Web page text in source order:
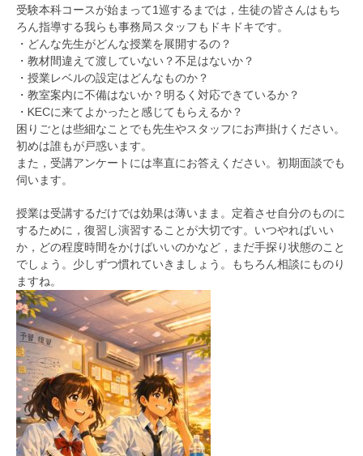
受験本科コースが始まって1巡するまでは，生徒の皆さんはもち
ろん指導する我らも事務局スタッフもドキドキです。
・どんな先生がどんな授業を展開するの？
・教材間違えて渡していない？不足はないか？
・授業レベルの設定はどんなものか？
・教室案内に不備はないか？明るく対応できているか？
・KECに来てよかったと感じてもらえるか？
困りごとは些細なことでも先生やスタッフにお声掛けください。
初めは誰もが戸惑います。
また，受講アンケートには率直にお答えください。初期面談でも
伺います。
授業は受講するだけでは効果は薄いまま。定着させ自分のものに
するために，復習し演習することが大切です。いつやればいい
か，どの程度時間をかけばいいのかなど，まだ手探り状態のこと
でしょう。少しずつ慣れていきましょう。もちろん相談にものり
ますね。